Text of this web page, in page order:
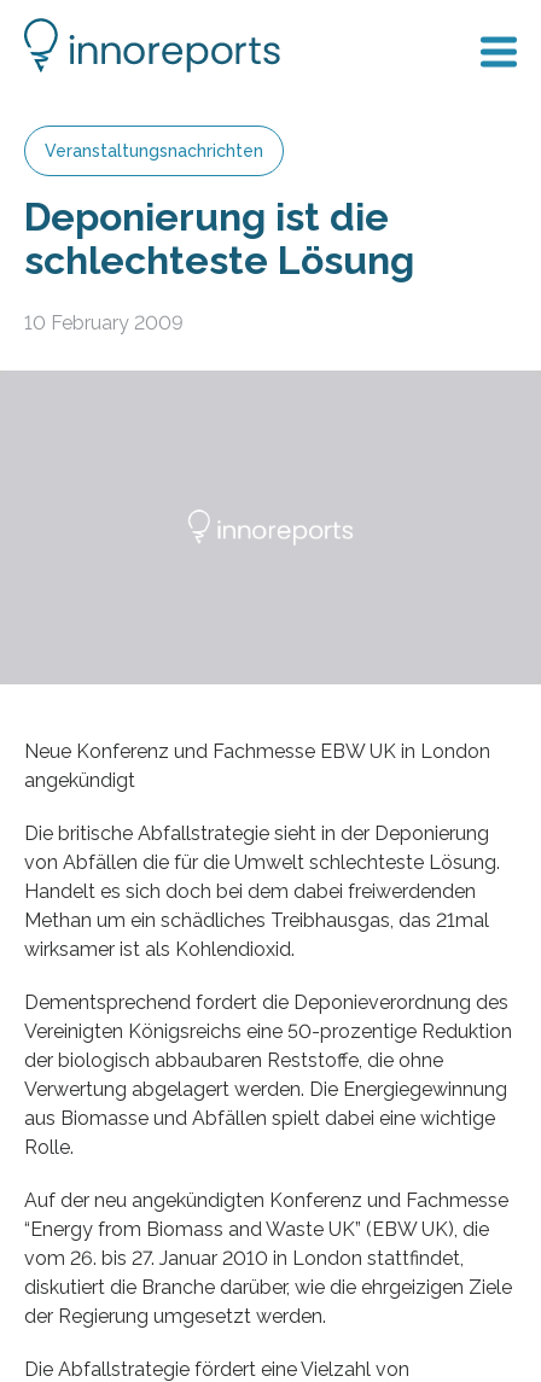
Veranstaltungsnachrichten
Deponierung ist die
schlechteste Lösung
10 February 2009
Neue Konferenz und Fachmesse EBW UK in London
angekündigt
Die britische Abfallstrategie sieht in der Deponierung
von Abfällen die für die Umwelt schlechteste Lösung.
Handelt es sich doch bei dem dabei freiwerdenden
Methan um ein schädliches Treibhausgas, das 21mal
wirksamer ist als Kohlendioxid.
Dementsprechend fordert die Deponieverordnung des
Vereinigten Königsreichs eine 50-prozentige Reduktion
der biologisch abbaubaren Reststoffe, die ohne
Verwertung abgelagert werden. Die Energiegewinnung
aus Biomasse und Abfällen spielt dabei eine wichtige
Rolle.
Auf der neu angekündigten Konferenz und Fachmesse
“Energy from Biomass and Waste UK” (EBW UK), die
vom 26. bis 27. Januar 2010 in London stattfindet,
diskutiert die Branche darüber, wie die ehrgeizigen Ziele
der Regierung umgesetzt werden.
Die Abfallstrategie fördert eine Vielzahl von